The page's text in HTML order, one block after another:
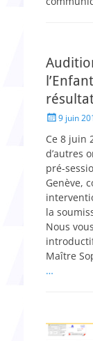
Posted
9 juin
Ce 8 juin
d’autres
pré-
Genève,
la
Nous
Maître
…